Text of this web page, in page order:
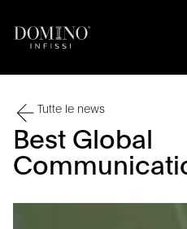
Tutte le news
Best Global